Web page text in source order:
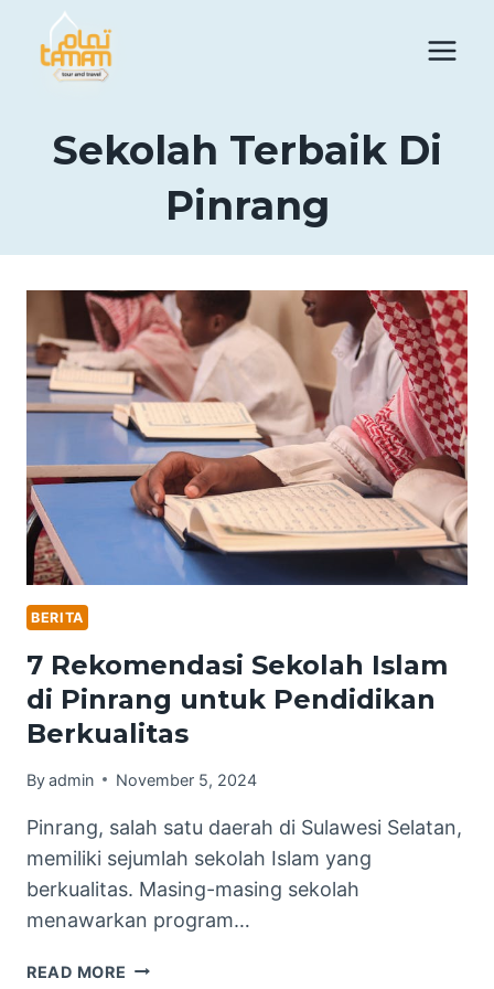
content
Sekolah Terbaik Di
Pinrang
BERITA
7 Rekomendasi Sekolah Islam
di Pinrang untuk Pendidikan
Berkualitas
Byadmin November 5, 2024
Pinrang, salah satu daerah di Sulawesi Selatan,
memiliki sejumlah sekolah Islam yang
berkualitas. Masing-masing sekolah
menawarkan program…
READ MORE 7